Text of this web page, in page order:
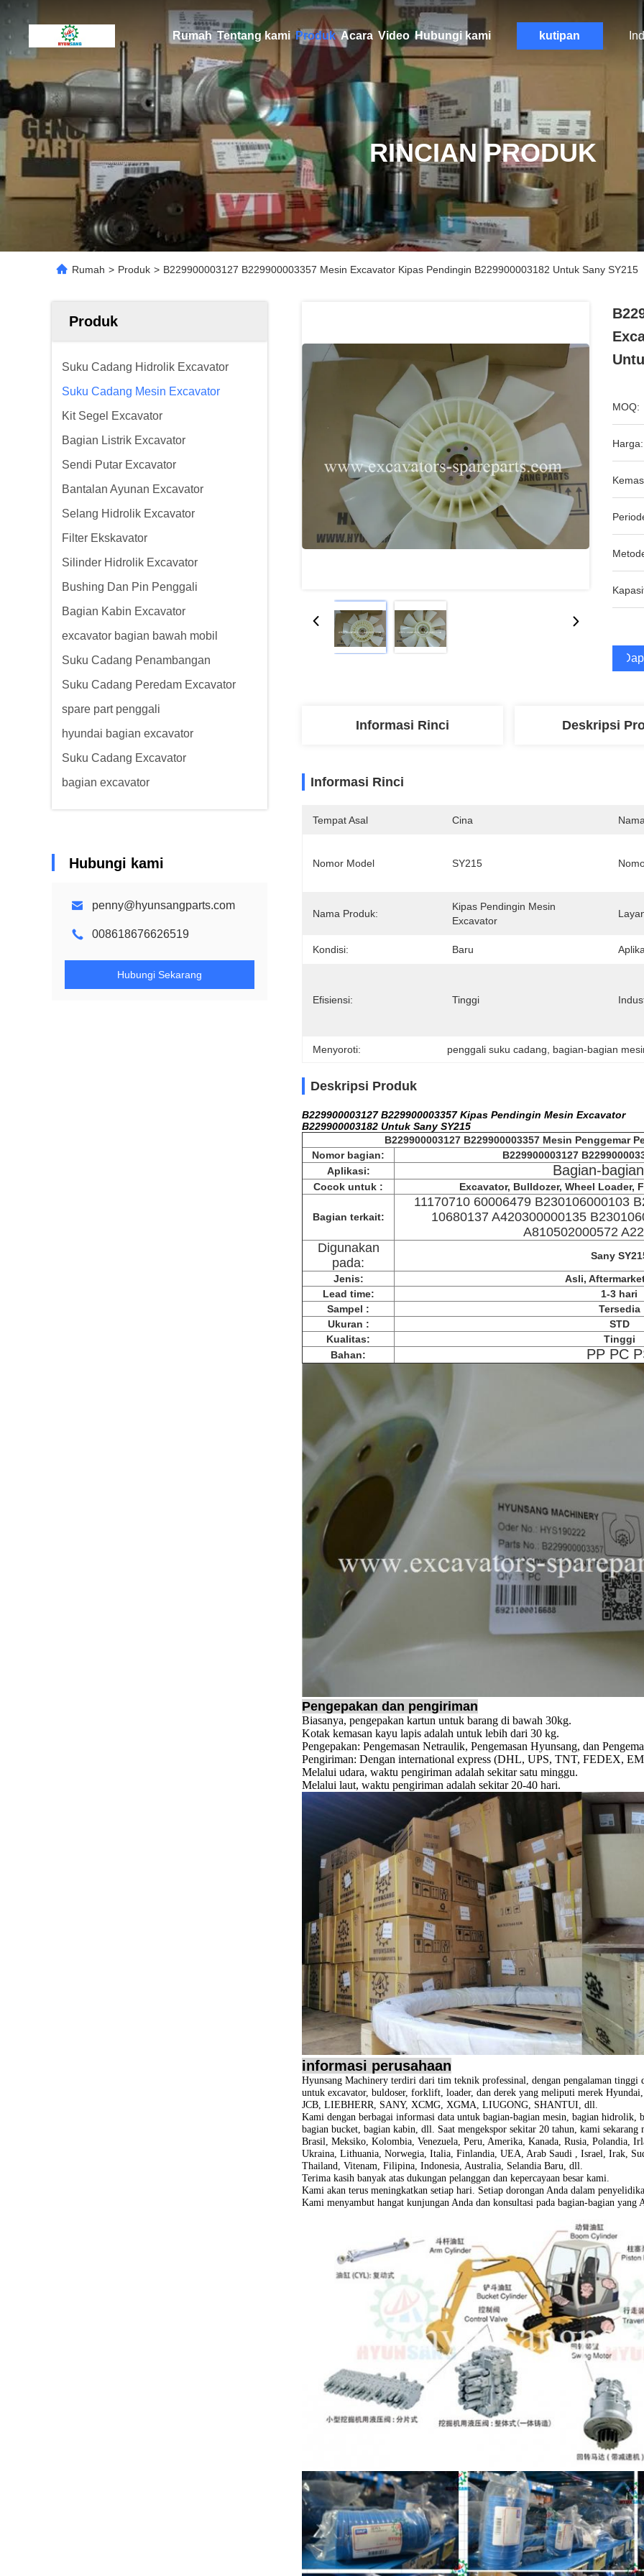
Rumah Tentang kami Produk Acara Video Hubungi kami kutipan
RINCIAN PRODUK
Rumah > Produk > B229900003127 B229900003357 Mesin Excavator Kipas Pendingin B229900003182 Untuk Sany SY215
Produk
Suku Cadang Hidrolik Excavator
Suku Cadang Mesin Excavator
Kit Segel Excavator
Bagian Listrik Excavator
Sendi Putar Excavator
Bantalan Ayunan Excavator
Selang Hidrolik Excavator
Filter Ekskavator
Silinder Hidrolik Excavator
Bushing Dan Pin Penggali
Bagian Kabin Excavator
excavator bagian bawah mobil
Suku Cadang Penambangan
Suku Cadang Peredam Excavator
spare part penggali
hyundai bagian excavator
Suku Cadang Excavator
bagian excavator
Hubungi kami
penny@hyunsangparts.com
008618676626519
Hubungi Sekarang
MOQ:
Harga:
Informasi Rinci Deskripsi
Informasi Rinci
Tempat Asal Cina
Nomor Model SY215
Nama Produk:
Kipas Pendingin Mesin
Excavator
Kondisi: Baru
Efisiensi: Tinggi
Menyoroti: penggali suku cadang bagian-bagian
Deskripsi Produk
B229900003127 B229900003357 Kipas Pendingin Mesin Excavator
B229900003182 Untuk Sany SY215
B229900003127 B229900003357 Mesin Penggemar
Nomor bagian:
B229900003127
Aplikasi:
Bagian-
Cocok untuk : Excavator, Bulldozer, Wheel Loader,
Bagian terkait:
11170710 60006479 B230106000103
10680137 A420300000135
A810502000572
Digunakan
pada:
Sany
Jenis:
Asli,
Lead time:
1-3 hari
Sampel :
Tersedia
Ukuran :
STD
Kualitas:
Tinggi
Bahan:
PP PC
Pengepakan dan pengiriman
Biasanya, pengepakan kartun untuk barang di bawah 30kg.
Kotak kemasan kayu lapis adalah untuk lebih dari 30 kg.
Pengepakan: Pengemasan Netraulik, Pengemasan Hyunsang, dan
Pengiriman: Dengan international express (DHL, UPS, TNT, FEDEX,
Melalui udara, waktu pengiriman adalah sekitar satu minggu.
Melalui laut, waktu pengiriman adalah sekitar 20-40 hari.
informasi perusahaan
Hyunsang Machinery terdiri dari tim teknik professinal, dengan pengalaman tinggi
untuk excavator, buldoser, forklift, loader, dan derek yang meliputi merek
JCB, LIEBHERR, SANY, XCMG, XGMA, LIUGONG, SHANTUI, dll.
Kami dengan berbagai informasi data untuk bagian-bagian mesin, bagian
bagian bucket, bagian kabin, dll. Saat mengekspor sekitar 20 tahun, kami
Brasil, Meksiko, Kolombia, Venezuela, Peru, Amerika, Kanada, Rusia, Polandia,
Ukraina, Lithuania, Norwegia, Italia, Finlandia, UEA, Arab Saudi , Israel, Irak,
Thailand, Vitenam, Filipina, Indonesia, Australia, Selandia Baru, dll.
Terima kasih banyak atas dukungan pelanggan dan kepercayaan besar kami.
Kami akan terus meningkatkan setiap hari.
Setiap dorongan Anda dalam
Kami menyambut hangat kunjungan Anda dan konsultasi pada bagian-bagian yang